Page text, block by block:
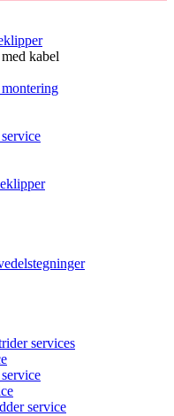
kabel
services
service